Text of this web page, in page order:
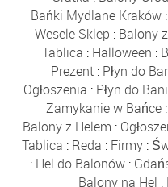
Bańki Mydlane Kraków :
Wesele Sklep : Balony
Tablica : Halloween :
Prezent : Płyn do
Ogłoszenia : Płyn do
Zamykanie w Bańce :
Balony z Helem :
Tablica : Reda : Firmy:
: Hel do Balonów:
Balony na Hel :